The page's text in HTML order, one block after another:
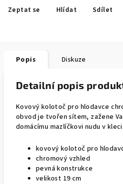
Zeptat se Hlídat Sdílet
Popis Diskuze
Detailní popis
Kovový kolotoč pro hlodavce
obvod je tvořen sítem, zažene
domácímu mazlíčkovi nudu v kleci.
kovový kolotoč pro
chromový vzhled
pevná konstrukce
velikost 19 cm